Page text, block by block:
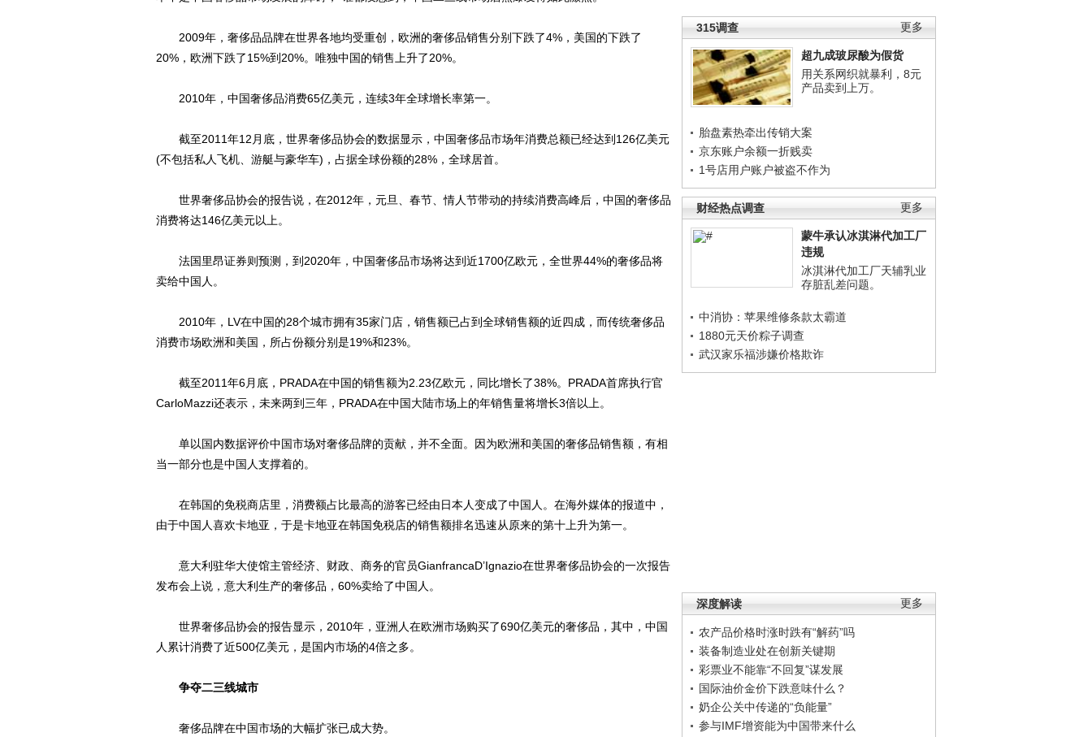
更多
315调查
超九成玻尿酸为假货
用关系网织就暴利，8元
产品卖到上万。
胎盘素热牵出传销大案
京东账户余额一折贱卖
1号店用户账户被盗不作为
更多
财经热点调查
蒙牛承认冰淇淋代加工厂
违规
冰淇淋代加工厂天辅乳业
存脏乱差问题。
中消协：苹果维修条款太霸道
1880元天价粽子调查
武汉家乐福涉嫌价格欺诈
更多
深度解读
农产品价格时涨时跌有“解药”吗
装备制造业处在创新关键期
彩票业不能靠“不回复”谋发展
国际油价金价下跌意味什么？
奶企公关中传递的“负能量”
参与IMF增资能为中国带来什么
2009年，奢侈品品牌在世界各地均受重创，欧洲的奢侈品销售分别下跌了4%，美国的下跌了
20%，欧洲下跌了15%到20%。唯独中国的销售上升了20%。
2010年，中国奢侈品消费65亿美元，连续3年全球增长率第一。
截至2011年12月底，世界奢侈品协会的数据显示，中国奢侈品市场年消费总额已经达到126亿美元
(不包括私人飞机、游艇与豪华车)，占据全球份额的28%，全球居首。
世界奢侈品协会的报告说，在2012年，元旦、春节、情人节带动的持续消费高峰后，中国的奢侈品
消费将达146亿美元以上。
法国里昂证券则预测，到2020年，中国奢侈品市场将达到近1700亿欧元，全世界44%的奢侈品将
卖给中国人。
2010年，LV在中国的28个城市拥有35家门店，销售额已占到全球销售额的近四成，而传统奢侈品
消费市场欧洲和美国，所占份额分别是19%和23%。
截至2011年6月底，PRADA在中国的销售额为2.23亿欧元，同比增长了38%。PRADA首席执行官
CarloMazzi还表示，未来两到三年，PRADA在中国大陆市场上的年销售量将增长3倍以上。
单以国内数据评价中国市场对奢侈品牌的贡献，并不全面。因为欧洲和美国的奢侈品销售额，有相
当一部分也是中国人支撑着的。
在韩国的免税商店里，消费额占比最高的游客已经由日本人变成了中国人。在海外媒体的报道中，
由于中国人喜欢卡地亚，于是卡地亚在韩国免税店的销售额排名迅速从原来的第十上升为第一。
意大利驻华大使馆主管经济、财政、商务的官员GianfrancaD’Ignazio在世界奢侈品协会的一次报告
发布会上说，意大利生产的奢侈品，60%卖给了中国人。
世界奢侈品协会的报告显示，2010年，亚洲人在欧洲市场购买了690亿美元的奢侈品，其中，中国
人累计消费了近500亿美元，是国内市场的4倍之多。
争夺二三线城市
奢侈品牌在中国市场的大幅扩张已成大势。